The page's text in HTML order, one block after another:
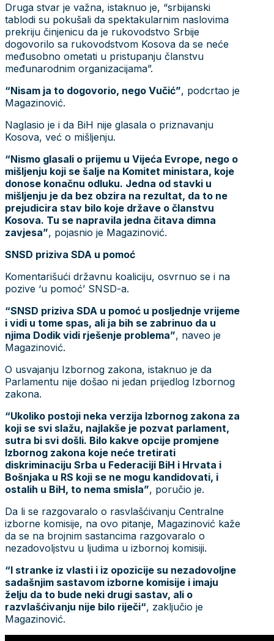
Druga stvar je važna, istaknuo je, “srbijanski
tablodi su pokušali da spektakularnim naslovima
prekriju činjenicu da je rukovodstvo Srbije
dogovorilo sa rukovodstvom Kosova da se neće
međusobno ometati u pristupanju članstvu
međunarodnim organizacijama”.
“Nisam ja to dogovorio, nego Vučić”, podcrtao je
Magazinović.
Naglasio je i da BiH nije glasala o priznavanju
Kosova, već o mišljenju.
“Nismo glasali o prijemu u Vijeća Evrope, nego o
mišljenju koji se šalje na Komitet ministara, koje
donose konačnu odluku. Jedna od stavki u
mišljenju je da bez obzira na rezultat, da to ne
prejudicira stav bilo koje države o članstvu
Kosova. Tu se napravila jedna čitava dimna
zavjesa”, pojasnio je Magazinović.
SNSD priziva SDA u pomoć
Komentarišući državnu koaliciju, osvrnuo se i na
pozive ‘u pomoć’ SNSD-a.
“SNSD priziva SDA u pomoć u posljednje vrijeme
i vidi u tome spas, ali ja bih se zabrinuo da u
njima Dodik vidi rješenje problema”, naveo je
Magazinović.
O usvajanju Izbornog zakona, istaknuo je da
Parlamentu nije došao ni jedan prijedlog Izbornog
zakona.
“Ukoliko postoji neka verzija Izbornog zakona za
koji se svi slažu, najlakše je pozvat parlament,
sutra bi svi došli. Bilo kakve opcije promjene
Izbornog zakona koje neće tretirati
diskriminaciju Srba u Federaciji BiH i Hrvata i
Bošnjaka u RS koji se ne mogu kandidovati, i
ostalih u BiH, to nema smisla”, poručio je.
Da li se razgovaralo o rasvlašćivanju Centralne
izborne komisije, na ovo pitanje, Magazinović kaže
da se na brojnim sastancima razgovaralo o
nezadovoljstvu u ljudima u izbornoj komisiji.
“I stranke iz vlasti i iz opozicije su nezadovoljne
sadašnjim sastavom izborne komisije i imaju
želju da to bude neki drugi sastav, ali o
razvlašćivanju nije bilo riječi“, zaključio je
Magazinović.